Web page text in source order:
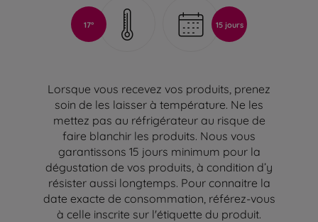
17° 15 jours
Lorsque vous recevez vos produits, prenez
soin de les laisser à température. Ne les
mettez pas au réfrigérateur au risque de
faire blanchir les produits. Nous vous
garantissons 15 jours minimum pour la
dégustation de vos produits, à condition d’y
résister aussi longtemps. Pour connaitre la
date exacte de consommation, référez-vous
à celle inscrite sur l'étiquette du produit.